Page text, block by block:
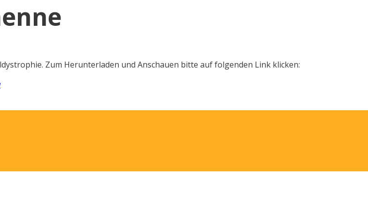
Zum Herunterladen und Anschauen bitte auf folgenden Link klicken: